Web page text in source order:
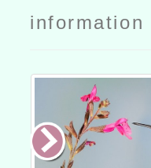
information